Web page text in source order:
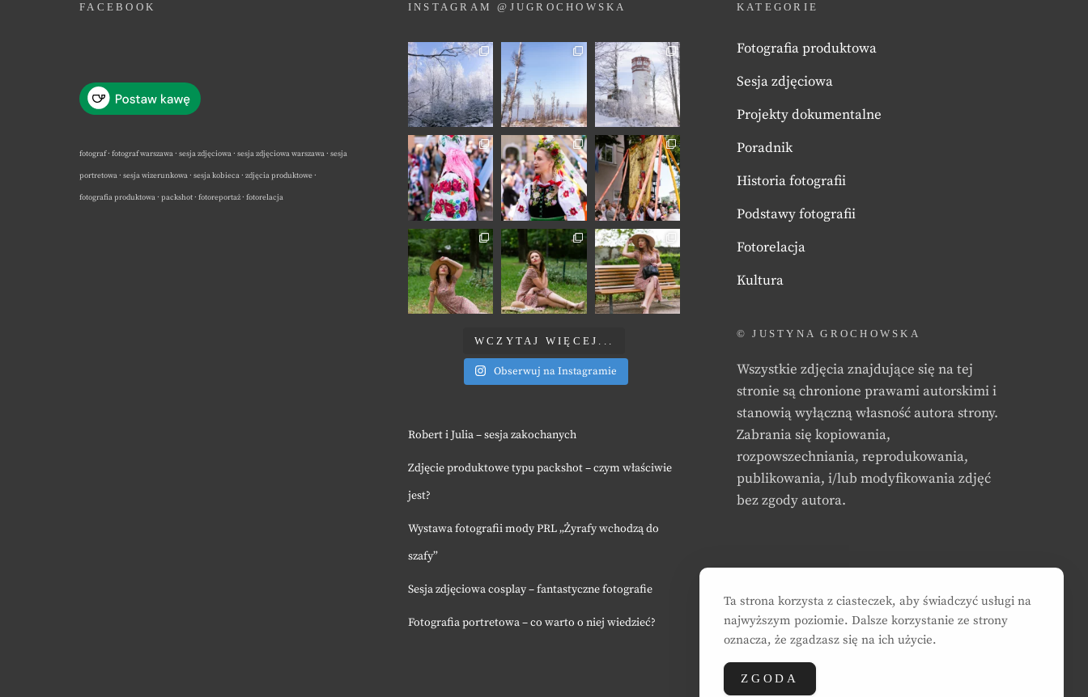
FACEBOOK
fotograf · fotograf warszawa · sesja zdjęciowa · sesja zdjęciowa warszawa · sesja
portretowa · sesja wizerunkowa · sesja kobieca · zdjęcia produktowe ·
fotografia produktowa · packshot · fotoreportaż · fotorelacja
INSTAGRAM @JUGROCHOWSKA
WCZYTAJ WIĘCEJ...
Obserwuj na Instagramie
Robert i Julia – sesja zakochanych
Zdjęcie produktowe typu packshot – czym właściwie
jest?
Wystawa fotografii mody PRL „Żyrafy wchodzą do
szafy”
Sesja zdjęciowa cosplay – fantastyczne fotografie
Fotografia portretowa – co warto o niej wiedzieć?
KATEGORIE
Fotografia produktowa
Sesja zdjęciowa
Projekty dokumentalne
Poradnik
Historia fotografii
Podstawy fotografii
Fotorelacja
Kultura
© JUSTYNA GROCHOWSKA
Wszystkie zdjęcia znajdujące się na tej
stronie są chronione prawami autorskimi i
stanowią wyłączną własność autora strony.
Zabrania się kopiowania,
rozpowszechniania, reprodukowania,
publikowania, i/lub modyfikowania zdjęć
bez zgody autora.
Ta strona korzysta z ciasteczek, aby świadczyć usługi na
najwyższym poziomie. Dalsze korzystanie ze strony
oznacza, że zgadzasz się na ich użycie.
ZGODA